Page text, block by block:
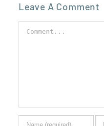
Leave A Comment